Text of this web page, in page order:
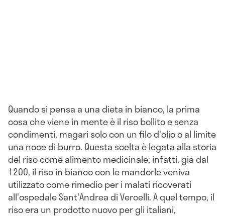
Quando si pensa a una dieta in bianco, la prima
cosa che viene in mente è il riso bollito e senza
condimenti, magari solo con un filo d'olio o al limite
una noce di burro. Questa scelta è legata alla storia
del riso come alimento medicinale; infatti, già dal
1200, il riso in bianco con le mandorle veniva
utilizzato come rimedio per i malati ricoverati
all'ospedale Sant'Andrea di Vercelli. A quel tempo, il
riso era un prodotto nuovo per gli italiani,